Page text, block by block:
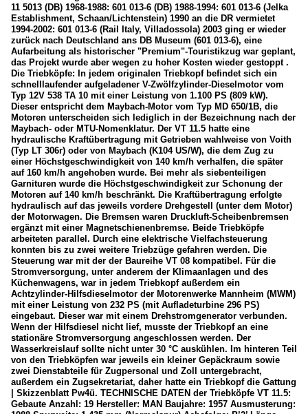
11 5013 (DB) 1968-1988: 601 013-6 (DB) 1988-1994: 601 013-6 (Jelka
Establishment, Schaan/Lichtenstein) 1990 an die DR vermietet
1994-2002: 601 013-6 (Rail Italy, Villadossola) 2003 ging er wieder
zurück nach Deutschland ans DB Museum (601 013-6), eine
Aufarbeitung als historischer "Premium"-Touristikzug war geplant,
das Projekt wurde aber wegen zu hoher Kosten wieder gestoppt .
Die Triebköpfe: In jedem originalen Triebkopf befindet sich ein
schnelllaufender aufgeladener V-Zwölfzylinder-Dieselmotor vom
Typ 12V 538 TA 10 mit einer Leistung von 1.100 PS (809 kW).
Dieser entspricht dem Maybach-Motor vom Typ MD 650/1B, die
Motoren unterscheiden sich lediglich in der Bezeichnung nach der
Maybach- oder MTU-Nomenklatur. Der VT 11.5 hatte eine
hydraulische Kraftübertragung mit Getrieben wahlweise von Voith
(Typ LT 306r) oder von Maybach (K104 US/W), die dem Zug zu
einer Höchstgeschwindigkeit von 140 km/h verhalfen, die später
auf 160 km/h angehoben wurde. Bei mehr als siebenteiligen
Garnituren wurde die Höchstgeschwindigkeit zur Schonung der
Motoren auf 140 km/h beschränkt. Die Kraftübertragung erfolgte
hydraulisch auf das jeweils vordere Drehgestell (unter dem Motor)
der Motorwagen. Die Bremsen waren Druckluft-Scheibenbremsen
ergänzt mit einer Magnetschienenbremse. Beide Triebköpfe
arbeiteten parallel. Durch eine elektrische Vielfachsteuerung
konnten bis zu zwei weitere Triebzüge gefahren werden. Die
Steuerung war mit der der Baureihe VT 08 kompatibel. Für die
Stromversorgung, unter anderem der Klimaanlagen und des
Küchenwagens, war in jedem Triebkopf außerdem ein
Achtzylinder-Hilfsdieselmotor der Motorenwerke Mannheim (MWM)
mit einer Leistung von 232 PS (mit Aufladeturbine 296 PS)
eingebaut. Dieser war mit einem Drehstromgenerator verbunden.
Wenn der Hilfsdiesel nicht lief, musste der Triebkopf an eine
stationäre Stromversorgung angeschlossen werden. Der
Wasserkreislauf sollte nicht unter 30 °C auskühlen. Im hinteren Teil
von den Triebköpfen war jeweils ein kleiner Gepäckraum sowie
zwei Dienstabteile für Zugpersonal und Zoll untergebracht,
außerdem ein Zugsekretariat, daher hatte ein Triebkopf die Gattung
| Skizzenblatt Pw4ü. TECHNISCHE DATEN der Triebköpfe VT 11.5:
Gebaute Anzahl: 19 Hersteller: MAN Baujahre: 1957 Ausmusterung: